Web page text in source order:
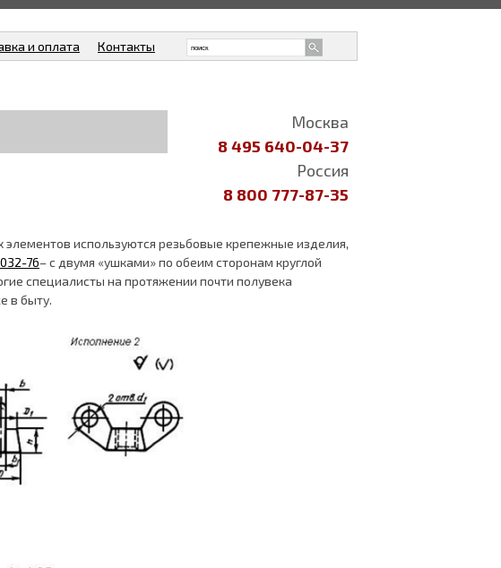
и оплата Контакты
Москва
8 495 640-04-37
Россия
8 800 777-87-35
используются резьбовые крепежные изделия,
76– с двумя «ушками» по обеим сторонам круглой
специалисты на протяжении почти полувека
в быту.